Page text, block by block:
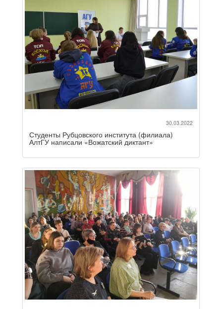
30.03.2022
Студенты Рубцовского института (филиала)
АлтГУ написали «Вожатский диктант»